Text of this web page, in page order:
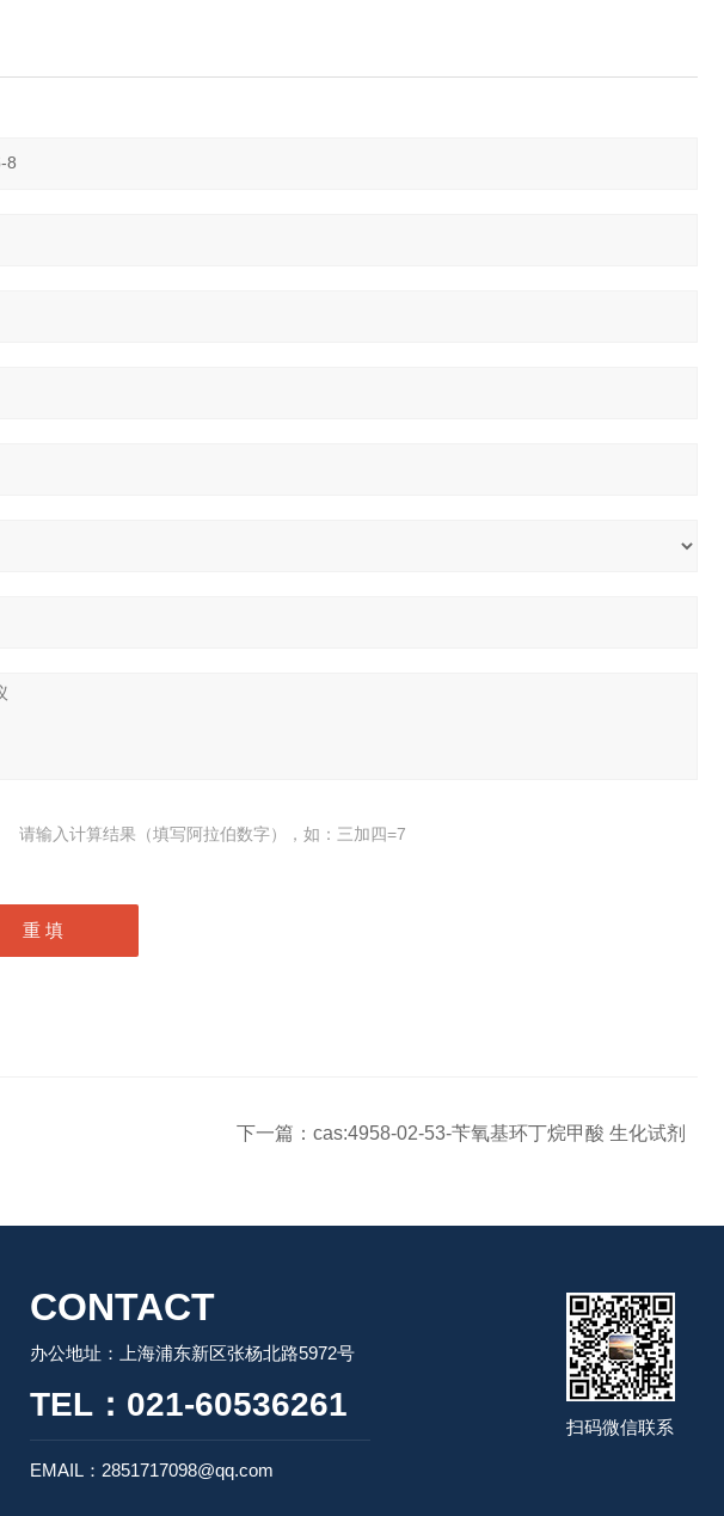
请输入计算结果（填写阿拉伯数字），如：三加四=7
下一篇： cas:4958-02-53-苄氧基环丁烷甲酸 生化试剂
CONTACT
办公地址：上海浦东新区张杨北路5972号
TEL：021-60536261
EMAIL：2851717098@qq.com
扫码微信联系